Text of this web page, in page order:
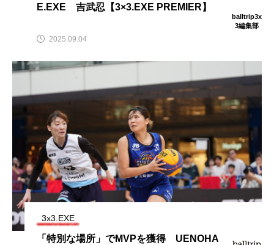
E.EXE 吉武忍【3×3.EXE PREMIER】
balltrip3x
3編集部
2025.09.04
3x3.EXE
「特別な場所」でMVPを獲得 UENOHA